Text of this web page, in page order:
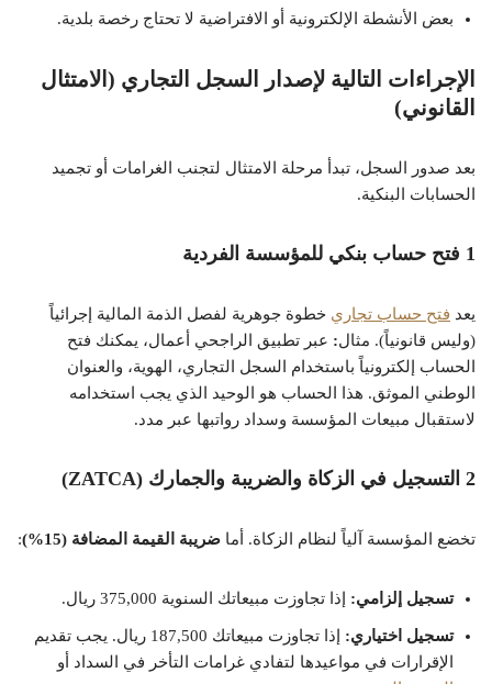
بعض الأنشطة الإلكترونية أو الافتراضية لا تحتاج رخصة بلدية.
الإجراءات التالية لإصدار السجل التجاري (الامتثال
القانوني)
بعد صدور السجل، تبدأ مرحلة الامتثال لتجنب الغرامات أو تجميد
الحسابات البنكية.
1 فتح حساب بنكي للمؤسسة الفردية
يعد فتح حساب تجاري خطوة جوهرية لفصل الذمة المالية إجرائياً
(وليس قانونياً). مثال: عبر تطبيق الراجحي أعمال، يمكنك فتح
الحساب إلكترونياً باستخدام السجل التجاري، الهوية، والعنوان
الوطني الموثق. هذا الحساب هو الوحيد الذي يجب استخدامه
لاستقبال مبيعات المؤسسة وسداد رواتبها عبر مدد.
2 التسجيل في الزكاة والضريبة والجمارك (ZATCA)
تخضع المؤسسة آلياً لنظام الزكاة. أما ضريبة القيمة المضافة (15%) :
تسجيل إلزامي: إذا تجاوزت مبيعاتك السنوية 375,000 ريال.
تسجيل اختياري:
إذا تجاوزت مبيعاتك 187,500 ريال. يجب تقديم
الإقرارات في مواعيدها لتفادي غرامات التأخر في السداد أو